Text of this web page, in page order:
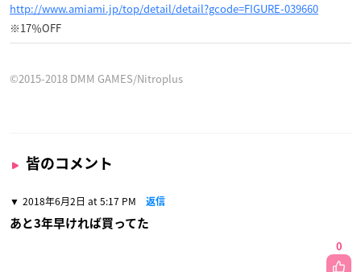
http://www.amiami.jp/top/detail/detail?gcode=FIGURE-039660
※17％OFF
©2015-2018 DMM GAMES/Nitroplus
皆のコメント
2018年6月2日 at 5:17 PM 返信
あと3年早ければ買ってた
0